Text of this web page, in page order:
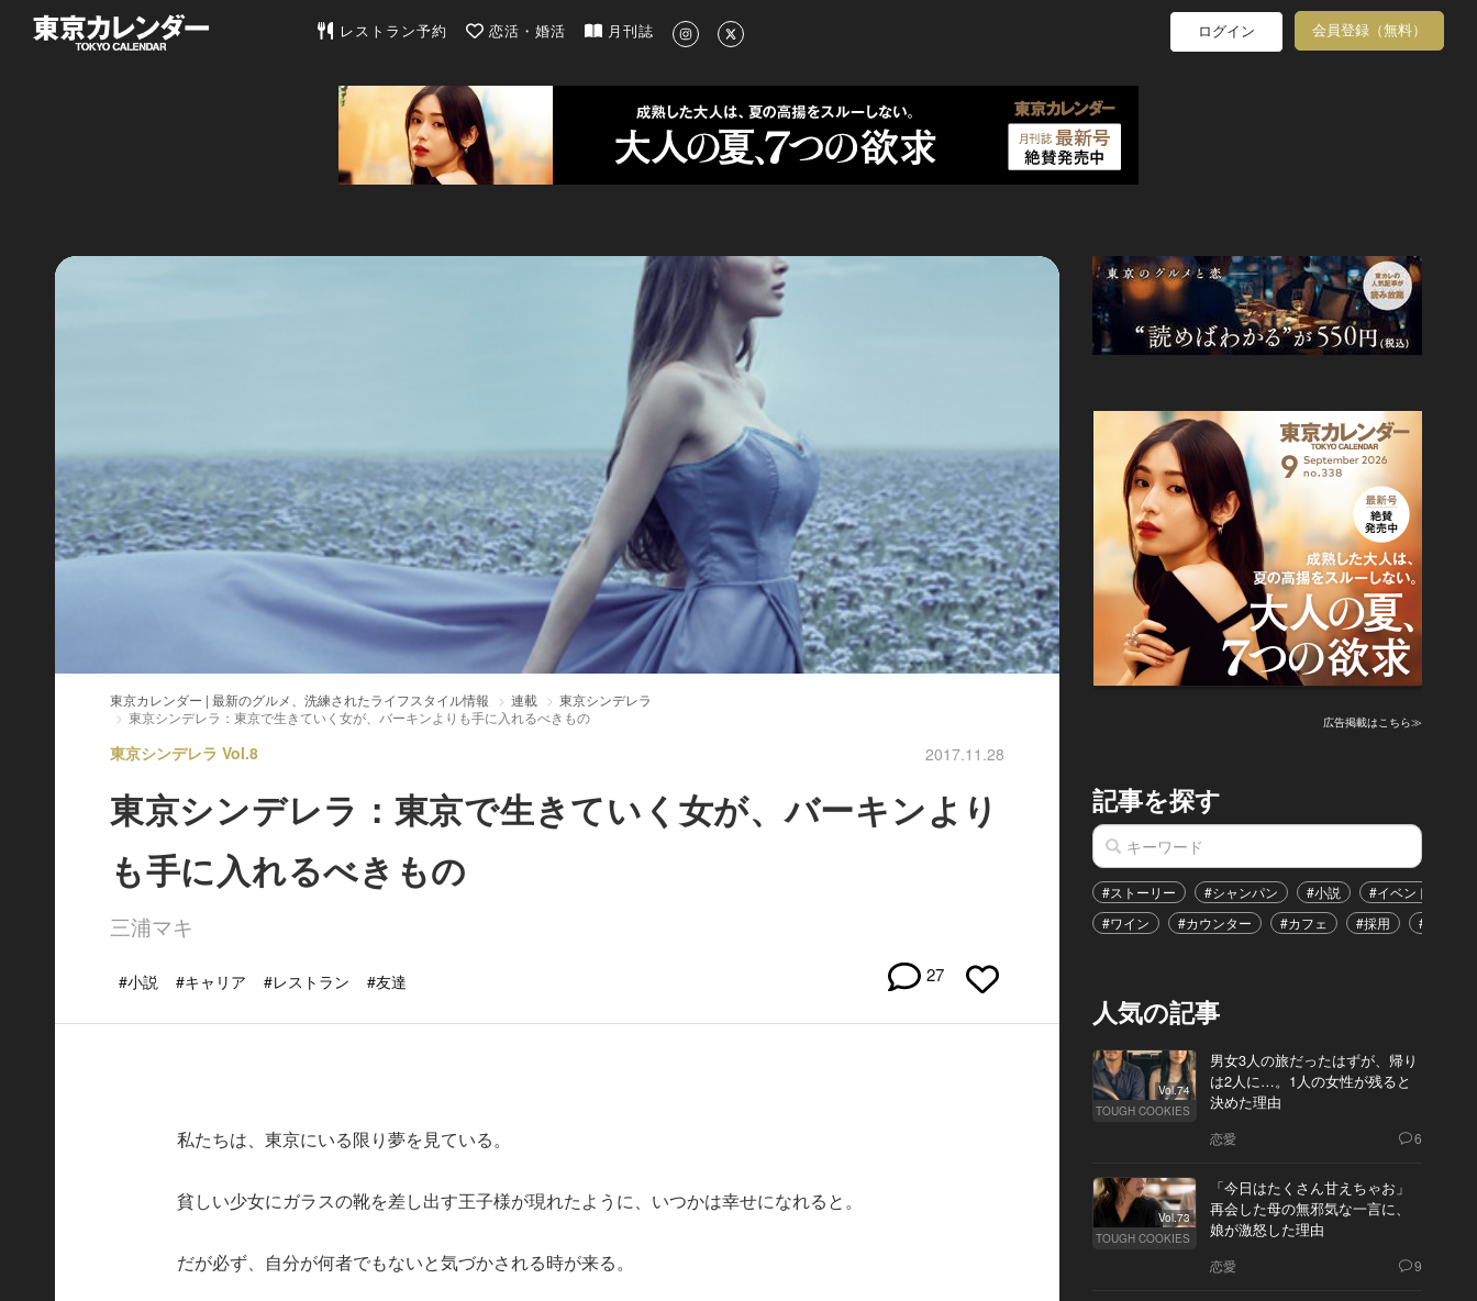
東京カレンダー | 最新のグルメ、洗練されたライフスタイル情報
レストラン予約 恋活・婚活 月刊誌 ログイン 会員登録（無料）
東京カレンダー | 最新のグルメ、洗練されたライフスタイル情報 連載
東京シンデレラ
東京シンデレラ：東京で生きていく女が、バーキンよりも手に入れるべきもの
東京シンデレラ Vol.8 2017.11.28
東京シンデレラ：東京で生きていく女が、バーキンより
も手に入れるべきもの
三浦マキ
#小説 #キャリア #レストラン #友達 27
私たちは、東京にいる限り夢を見ている。
貧しい少女にガラスの靴を差し出す王子様が現れたように、いつかは幸せになれると。
だが必ず、自分が何者でもないと気づかされる時が来る。
広告掲載はこちら≫
記事を探す
#ストーリー #シャンパン #小説 #イベント
#ワイン
#カウンター #カフェ #採用 #恋愛
人気の記事
Vol.74
TOUGH COOKIES
男女3人の旅だったはずが、帰り
は2人に…。1人の女性が残ると
決めた理由
恋愛 6
Vol.73
TOUGH COOKIES
「今日はたくさん甘えちゃお」
再会した母の無邪気な一言に、
娘が激怒した理由
恋愛 9